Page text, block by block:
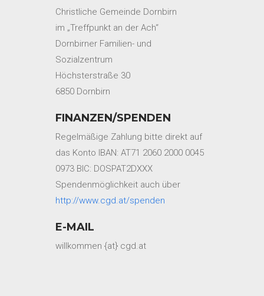
Christliche Gemeinde Dornbirn
im „Treffpunkt an der Ach“
Dornbirner Familien- und
Sozialzentrum
Höchsterstraße 30
6850 Dornbirn
FINANZEN/SPENDEN
Regelmäßige Zahlung bitte direkt auf
das Konto IBAN: AT71 2060 2000 0045
0973 BIC: DOSPAT2DXXX
Spendenmöglichkeit auch über
http://www.cgd.at/spenden
E-MAIL
willkommen {at} cgd.at